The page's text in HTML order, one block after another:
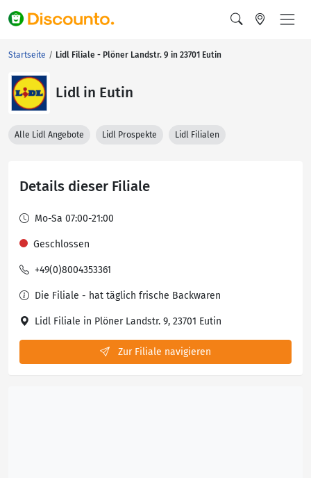
Startseite Lidl Filiale - Plöner Landstr. 9 in 23701 Eutin
Lidl in Eutin
Alle Lidl Angebote Lidl Prospekte Lidl Filialen
Details dieser Filiale
Mo-Sa 07:00-21:00
Geschlossen
+49(0)8004353361
Die Filiale - hat täglich frische Backwaren
Lidl Filiale in Plöner Landstr. 9, 23701 Eutin
Zur Filiale navigieren